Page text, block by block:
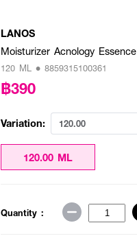
LANOS
Moisturizer Acnology Essence
120 ML • 8859315100361
฿390
Variation: 120.00
120.00 ML
Quantity :